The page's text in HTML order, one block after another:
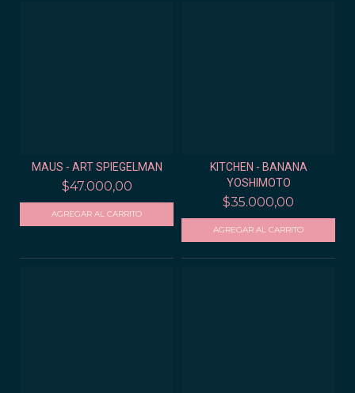
MAUS - ART SPIEGELMAN
$47.000,00
KITCHEN - BANANA
YOSHIMOTO
$35.000,00